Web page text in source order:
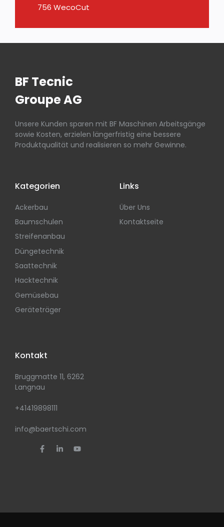
756 WecoCut
BF Tecnic
Groupe AG
Unsere Kunden sparen mit BF Maschinen Arbeitsgänge
sowie Kosten, erzielen längerfristig eine bessere
Produktqualität und realisieren so mehr Gewinne.
Kategorien
Ackerbau
Baumschulen
Streifenanbau
Düngetechnik
Saattechnik
Hacktechnik
Gemüsebau
Geräteträger
Links
Über Uns
Kontaktseite
Kontakt
Bruggmatte 11, 6262
Langnau
+41419898111
info@baertschi.com